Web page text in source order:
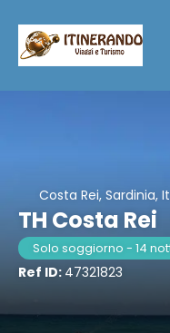
Costa Rei, Sardinia,
TH Costa Rei
Solo soggiorno - 14
Ref ID: 47321823